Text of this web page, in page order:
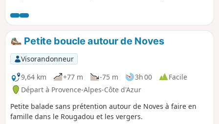
du Rougadou, ainsi que la petite Crau sur les traces des
oratoires, des croix, de la flore et des fontaines qui
marquèrent les points forts et les symboles de l'histoire de
la commune.
Petite boucle autour de Noves
Visorandonneur
9,64 km
+77 m -75 m 3h 00
Facile
Départ à Provence-Alpes-Côte d'Azur
Petite balade sans prétention autour de Noves à faire en
famille dans le Rougadou et les vergers.